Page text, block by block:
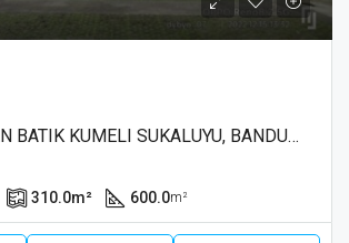
DIJUAL RUKAN BATIK KUMELI SUKALUYU, BANDUNG
310.0m² 600.0m²